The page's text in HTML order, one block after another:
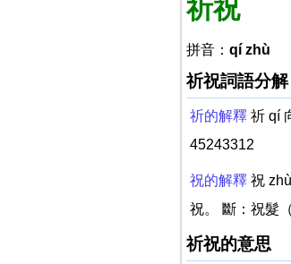
祈祝
拼音： qí zhù
祈祝詞語分解
祈的解釋祈 qí
45243312
祝的解釋祝
祝。 斷：祝髮
祈祝的意思